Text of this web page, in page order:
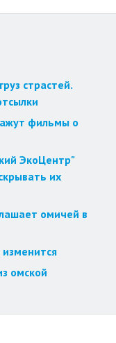
страстей.
фильмы о
ЭкоЦентр"
их
омичей в
омской